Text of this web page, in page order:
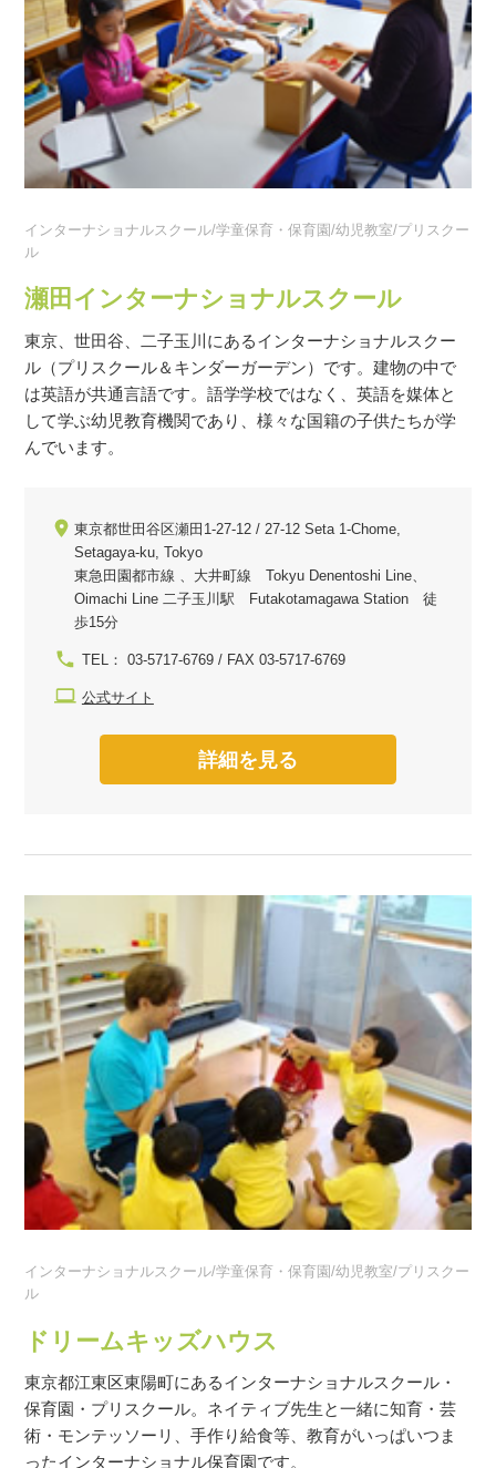
インターナショナルスクール/学童保育・保育園/幼児教室/プリスクー
ル
瀬田インターナショナルスクール
東京、世田谷、二子玉川にあるインターナショナルスクー
ル（プリスクール＆キンダーガーデン）です。建物の中で
は英語が共通言語です。語学学校ではなく、英語を媒体と
して学ぶ幼児教育機関であり、様々な国籍の子供たちが学
んでいます。
東京都世田谷区瀬田1-27-12 / 27-12 Seta 1-Chome,
Setagaya-ku, Tokyo
東急田園都市線 、大井町線 Tokyu Denentoshi Line、
Oimachi Line 二子玉川駅 Futakotamagawa Station 徒
歩15分
TEL： 03-5717-6769 / FAX 03-5717-6769
公式サイト
詳細を見る
インターナショナルスクール/学童保育・保育園/幼児教室/プリスクー
ル
ドリームキッズハウス
東京都江東区東陽町にあるインターナショナルスクール・
保育園・プリスクール。ネイティブ先生と一緒に知育・芸
術・モンテッソーリ、手作り給食等、教育がいっぱいつま
ったインターナショナル保育園です。